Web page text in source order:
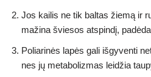
Jos kailis ne tik baltas žiemą ir
mažina šviesos atspindį,
Poliarinės lapės gali išgyventi
nes jų metabolizmas leidžia